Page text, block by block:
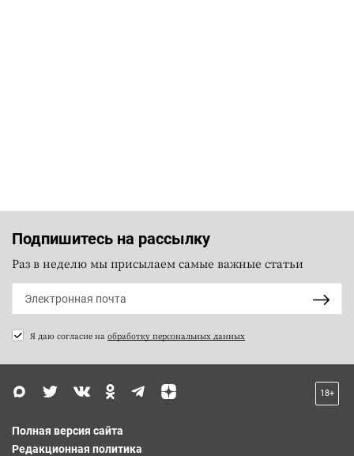
Подпишитесь на рассылку
Раз в неделю мы присылаем самые важные статьи
Я даю согласие на обработку персональных данных
18+
Полная версия сайта
Редакционная политика